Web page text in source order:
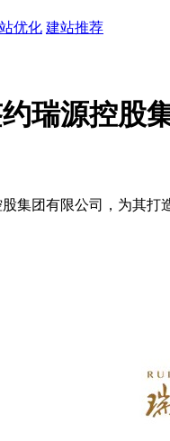
优化 建站推荐
瑞源控股
集团有限公司，为其打